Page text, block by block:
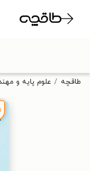
طاقچه علوم پایه و